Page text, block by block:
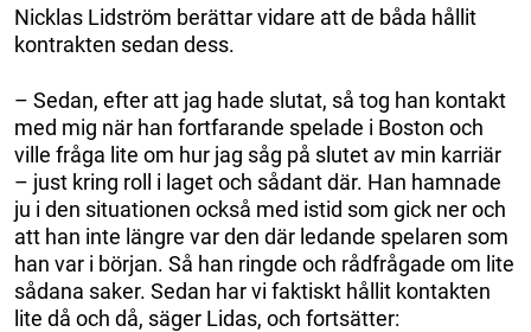
Nicklas Lidström berättar vidare att de båda hållit
kontrakten sedan dess.
– Sedan, efter att jag hade slutat, så tog han kontakt
med mig när han fortfarande spelade i Boston och
ville fråga lite om hur jag såg på slutet av min karriär
– just kring roll i laget och sådant där. Han hamnade
ju i den situationen också med istid som gick ner och
att han inte längre var den där ledande spelaren som
han var i början. Så han ringde och rådfrågade om lite
sådana saker. Sedan har vi faktiskt hållit kontakten
lite då och då, säger Lidas, och fortsätter: